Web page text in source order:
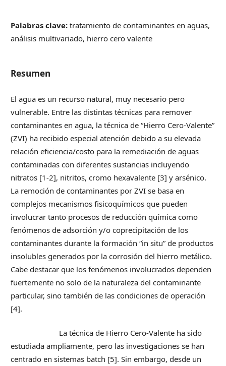
Palabras clave:tratamiento de contaminantes en aguas,
análisis multivariado, hierro cero valente
Resumen
El agua es un recurso natural, muy necesario pero
vulnerable. Entre las distintas técnicas para remover
contaminantes en agua, la técnica de “Hierro Cero-Valente”
(ZVI) ha recibido especial atención debido a su elevada
relación eficiencia/costo para la remediación de aguas
contaminadas con diferentes sustancias incluyendo
nitratos [1-2], nitritos, cromo hexavalente [3] y arsénico.
La remoción de contaminantes por ZVI se basa en
complejos mecanismos fisicoquímicos que pueden
involucrar tanto procesos de reducción química como
fenómenos de adsorción y/o coprecipitación de los
contaminantes durante la formación “in situ” de productos
insolubles generados por la corrosión del hierro metálico.
Cabe destacar que los fenómenos involucrados dependen
fuertemente no solo de la naturaleza del contaminante
particular, sino también de las condiciones de operación
[4].
La técnica de Hierro Cero-Valente ha sido
estudiada ampliamente, pero las investigaciones se han
centrado en sistemas batch [5]. Sin embargo, desde un